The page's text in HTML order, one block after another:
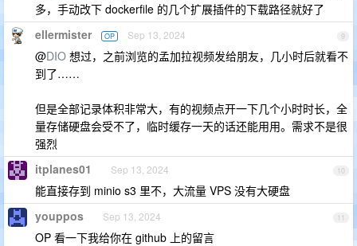
多，手动改下 dockerfile 的几个扩展插件的下载路径就好了
9
ellermister OP Sep 13, 2024
@DIO 想过，之前浏览的孟加拉视频发给朋友，几小时后就看不
到了……
但是全部记录体积非常大，有的视频点开一下几个小时时长，全
量存储硬盘会受不了，临时缓存一天的话还能用用。需求不是很
强烈
10
itplanes01 Sep 13, 2024
能直接存到 minio s3 里不，大流量 VPS 没有大硬盘
11
youppos Sep 13, 2024
OP 看一下我给你在 github 上的留言